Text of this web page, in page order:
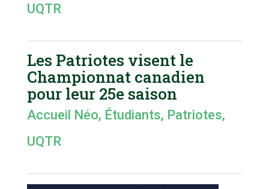
UQTR
Les Patriotes visent le
Championnat canadien
pour leur 25e saison
Accueil Néo, Étudiants, Patriotes,
UQTR